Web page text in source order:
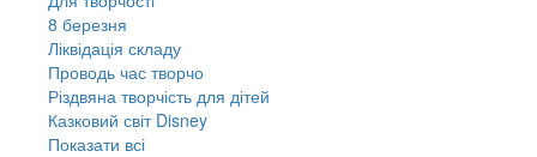
8 березня
Ліквідація складу
Проводь час творчо
Різдвяна творчість для дітей
Казковий світ Disney
Показати всі